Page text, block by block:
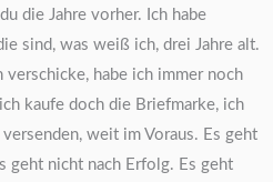
die Jahre vorher. Ich habe
sind, was weiß ich, drei Jahre alt.
habe ich immer noch
kaufe doch die Briefmarke, ich
weit im Voraus. Es geht
geht nicht nach Erfolg. Es geht